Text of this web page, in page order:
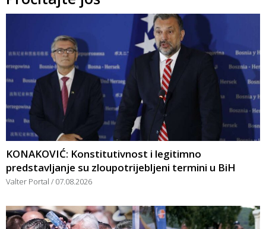
KONAKOVIĆ: Konstitutivnost i legitimno
predstavljanje su zloupotrijebljeni termini u BiH
Valter Portal 07.08.2026